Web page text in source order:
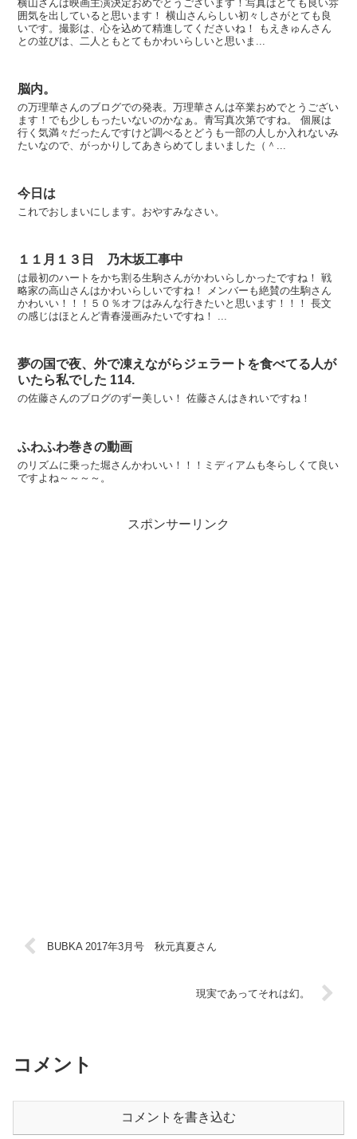
横山さんは映画主演決定おめでとうございます！写真はとても良い雰
囲気を出していると思います！ 横山さんらしい初々しさがとても良
いです。撮影は、心を込めて精進してくださいね！ もえきゅんさん
との並びは、二人ともとてもかわいらしいと思いま...
脳内。
の万理華さんのブログでの発表。万理華さんは卒業おめでとうござい
ます！でも少しもったいないのかなぁ。青写真次第ですね。 個展は
行く気満々だったんですけど調べるとどうも一部の人しか入れないみ
たいなので、がっかりしてあきらめてしまいました（＾...
今日は
これでおしまいにします。おやすみなさい。
１１月１３日 乃木坂工事中
は最初のハートをかち割る生駒さんがかわいらしかったですね！ 戦
略家の高山さんはかわいらしいですね！ メンバーも絶賛の生駒さん
かわいい！！！５０％オフはみんな行きたいと思います！！！ 長文
の感じはほとんど青春漫画みたいですね！ ...
夢の国で夜、外で凍えながらジェラートを食べてる人が
いたら私でした 114.
の佐藤さんのブログのずー美しい！ 佐藤さんはきれいですね！
ふわふわ巻きの動画
のリズムに乗った堀さんかわいい！！！ミディアムも冬らしくて良い
ですよね～～～～。
スポンサーリンク
BUBKA 2017年3月号 秋元真夏さん
現実であってそれは幻。
コメント
コメントを書き込む